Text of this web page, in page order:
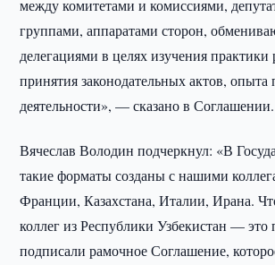
между комитетами и комиссиями,
группами, аппаратами сторон,
делегациями в целях изучения практики
принятия законодательных актов, опыта
деятельности», — сказано в Соглашении.
Вячеслав Володин подчеркнул: «В
такие форматы созданы с нашими
Франции, Казахстана, Италии, Ирана.
коллег из Республики Узбекистан —
подписали рамочное Соглашение,